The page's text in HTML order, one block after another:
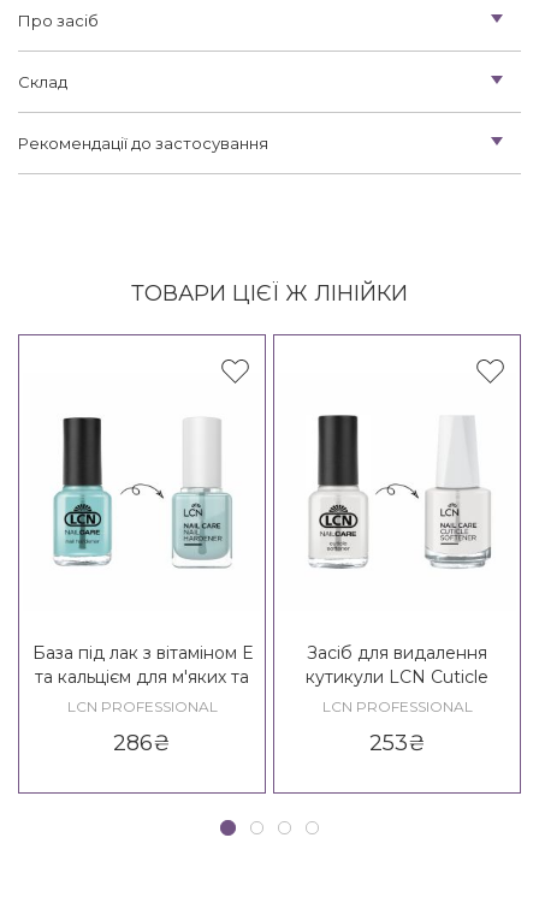
Про засіб
Склад
Рекомендації до застосування
ТОВАРИ ЦІЄЇ Ж ЛІНІЙКИ
База під лак з вітаміном Е
та кальцієм для м'яких та
тонких нігтів LCN Nail Care
LCN PROFESSIONAL
286₴
Засіб для видалення
кутикули LCN Cuticle
Softener
LCN PROFESSIONAL
253₴